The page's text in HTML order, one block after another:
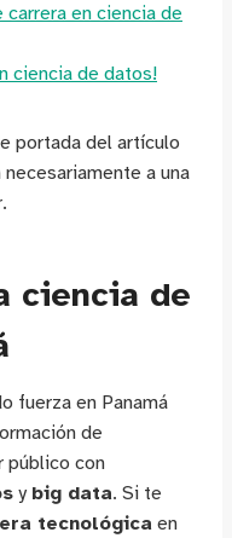
en ciencia de
ciencia de datos!
portada del artículo
a una
ciencia de
fuerza en Panamá
de
público con
y big data. Si te
tecnológica en